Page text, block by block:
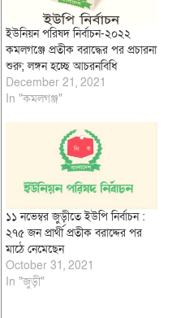
ইউনিয়ন পরিষদ নির্বাচন-২০২২
কমলগঞ্জে প্রতীক বরাদ্ধের পর প্রচারনা
শুরু; লঙ্গন হচ্ছে আচরনবিধি
December 21, 2021
In "কমলগঞ্জ"
১১ নভেম্বর জুড়ীতে ইউপি নির্বাচন :
২৭৫ জন প্রার্থী প্রতীক বরাদ্দের পর
মাঠে নেমেছেন
October 31, 2021
In "জুড়ী"